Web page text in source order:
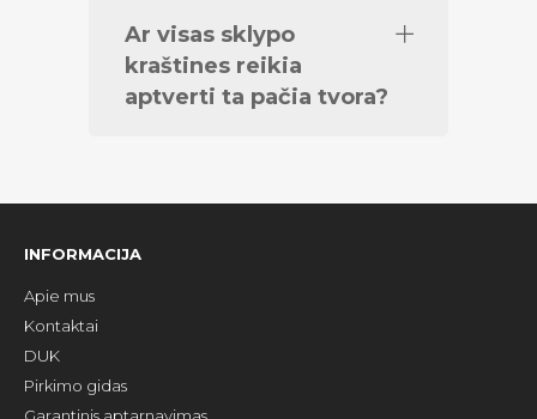
Ar visas sklypo
kraštines reikia
aptverti ta pačia tvora?
INFORMACIJA
Apie mus
Kontaktai
DUK
Pirkimo gidas